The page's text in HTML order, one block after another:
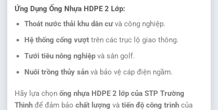
Ứng Dụng Ống Nhựa HDPE 2 Lớp:
Thoát nước thải khu dân cưvà công nghiệp.
Hệ thống cống vượttrên các trục lộ giao thông.
Tưới tiêu nông nghiệpvà sân golf.
Nuôi trồng thủy sảnvà bảo vệ cáp điện ngầm.
Hãy lựa chọn ống nhựa HDPE 2 lớp của STP Trường
Thình để đảm bảo chất lượng và tiến độ công trình của